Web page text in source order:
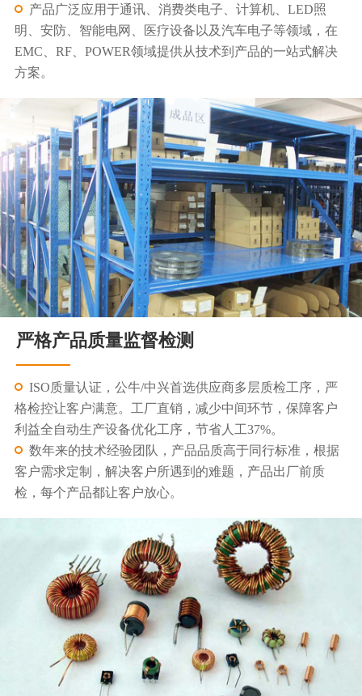
产品广泛应用于通讯、消费类电子、计算机、LED照
明、安防、智能电网、医疗设备以及汽车电子等领域，在
EMC、RF、POWER领域提供从技术到产品的一站式解决
方案。
严格产品质量监督检测
ISO质量认证，公牛/中兴首选供应商多层质检工序，严
格检控让客户满意。工厂直销，减少中间环节，保障客户
利益全自动生产设备优化工序，节省人工37%。
数年来的技术经验团队，产品品质高于同行标准，根据
客户需求定制，解决客户所遇到的难题，产品出厂前质
检，每个产品都让客户放心。